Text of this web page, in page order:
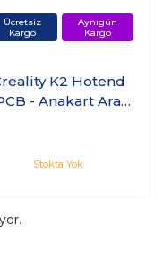
K2 Hotend
- Anakart Ara
Stokta Yok